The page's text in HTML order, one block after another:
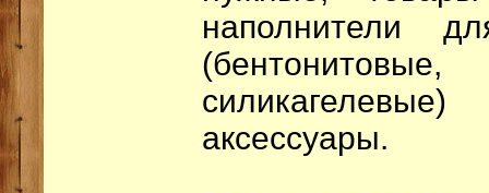
наполнители
аксессуары.